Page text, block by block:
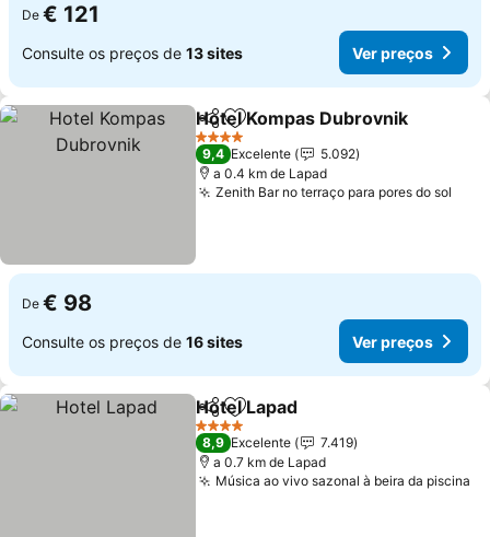
De € 121
Consulte os preços de 13 sites Ver preços
PartilharAdicionar aos favoritos
Hotel Kompas Dubrovnik
4 Estrelas
9,4 Excelente
5.092
a 0.4 km de Lapad
Zenith Bar no terraço para pores do sol
De € 98
Consulte os preços de 16 sites Ver preços
PartilharAdicionar aos favoritos
Hotel Lapad
4 Estrelas
8,9 Excelente
7.419
a 0.7 km de Lapad
Música ao vivo sazonal à beira da piscina